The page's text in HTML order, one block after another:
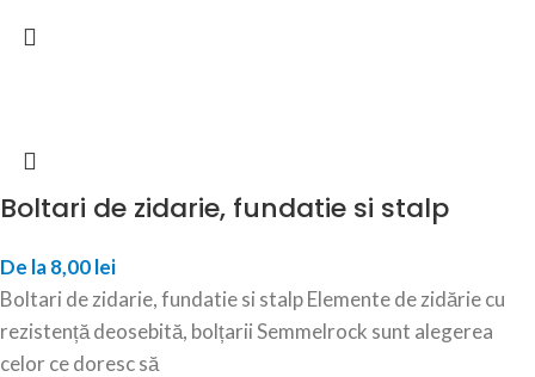
Boltari de zidarie, fundatie si stalp
De la8,00lei
Boltari de zidarie, fundatie si stalp Elemente de zidărie cu
rezistență deosebită, bolțarii Semmelrock sunt alegerea
celor ce doresc să